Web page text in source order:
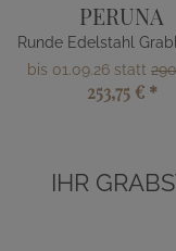
PERUNA
Runde Edelstahl
bis 01.09.26 statt
253,75 € *
IHR